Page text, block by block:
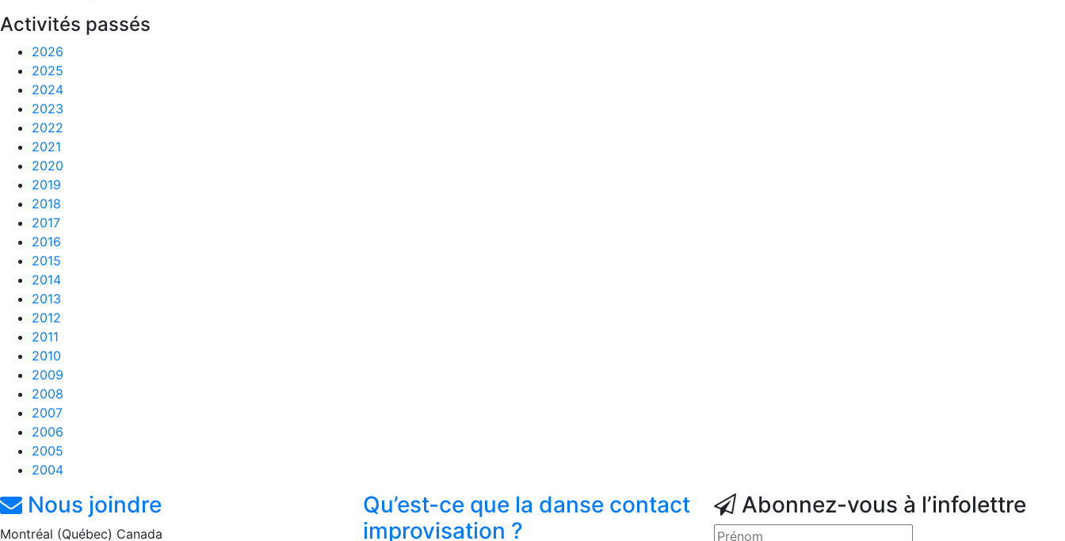
Activités passés
2026
2025
2024
2023
2022
2021
2020
2019
2018
2017
2016
2015
2014
2013
2012
2011
2010
2009
2008
2007
2006
2005
2004
Nous joindre
Montréal (Québec) Canada
Qu’est-ce que la danse contact
improvisation ?
Abonnez-vous à l’infolettre